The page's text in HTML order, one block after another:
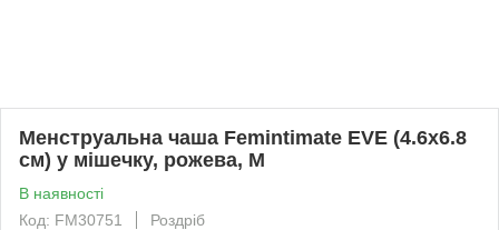
Менструальна чаша Femintimate EVE (4.6x6.8
см) у мішечку, рожева, M
В наявності
Код: FM30751
Роздріб